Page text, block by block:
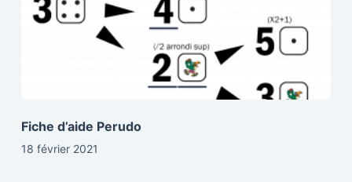
Fiche d’aide Perudo
18 février 2021